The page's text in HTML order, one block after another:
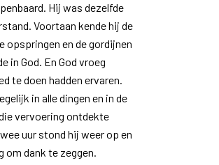
Hij was dezelfde
Voortaan kende hij de
opspringen en de gordijnen
in God. En God vroeg
te doen hadden ervaren.
in alle dingen en in de
vervoering ontdekte
uur stond hij weer op en
om dank te zeggen.